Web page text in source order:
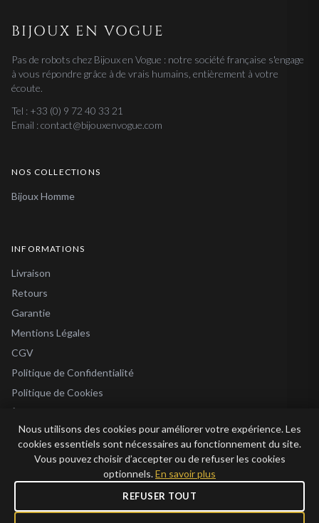
BIJOUX EN VOGUE
Pas de robots chez Bijoux en Vogue : notre société française s'engage
à vous répondre grâce à de vrais humains, entièrement à votre
écoute.
Tel : +33 (0) 9 72 40 33 21
Email : contact@bijouxenvogue.com
NOS COLLECTIONS
Bijoux Homme
INFORMATIONS
Livraison
Retours
Garantie
Mentions Légales
CGV
Politique de Confidentialité
Politique de Cookies
À Propos
Blog
Nous utilisons des cookies pour améliorer votre expérience. Les
cookies essentiels sont nécessaires au fonctionnement du site.
Vous pouvez choisir d’accepter ou de refuser les cookies
optionnels.En savoir plus
REFUSER TOUT